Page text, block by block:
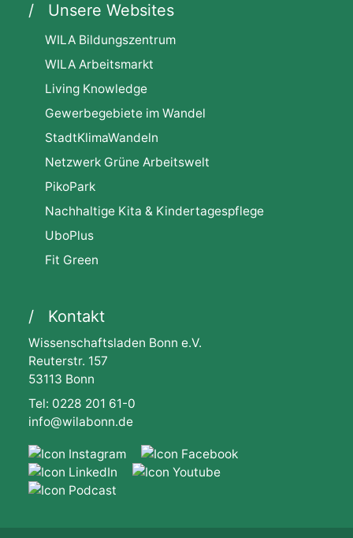
Unsere Websites
WILA Bildungszentrum
WILA Arbeitsmarkt
Living Knowledge
Gewerbegebiete im Wandel
StadtKlimaWandeln
Netzwerk Grüne Arbeitswelt
PikoPark
Nachhaltige Kita & Kindertagespflege
UboPlus
Fit Green
Kontakt
Wissenschaftsladen Bonn e.V.
Reuterstr. 157
53113 Bonn
Tel: 0228 201 61-0
info@wilabonn.de